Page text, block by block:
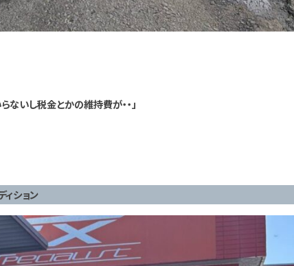
ないし税金とかの維持費が・・」
ション